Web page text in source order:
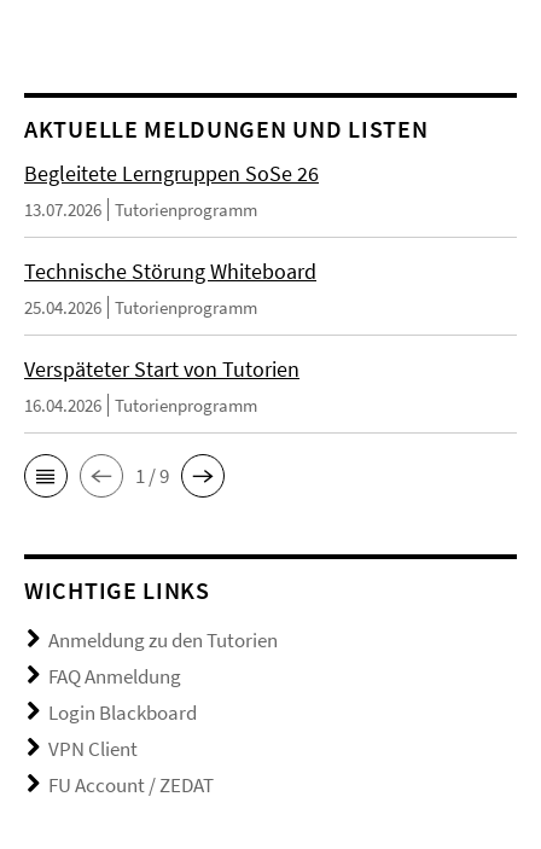
AKTUELLE MELDUNGEN UND LISTEN
Begleitete Lerngruppen SoSe 26
13.07.2026 Tutorienprogramm
Technische Störung Whiteboard
25.04.2026 Tutorienprogramm
Verspäteter Start von Tutorien
16.04.2026 Tutorienprogramm
1 / 9
WICHTIGE LINKS
Anmeldung zu den Tutorien
FAQ Anmeldung
Login Blackboard
VPN Client
FU Account / ZEDAT